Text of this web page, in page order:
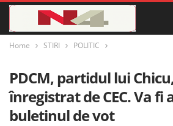
Home STIRI POLITIC
PDCM, partidul lui
înregistrat de CEC. Va fi
buletinul de vot